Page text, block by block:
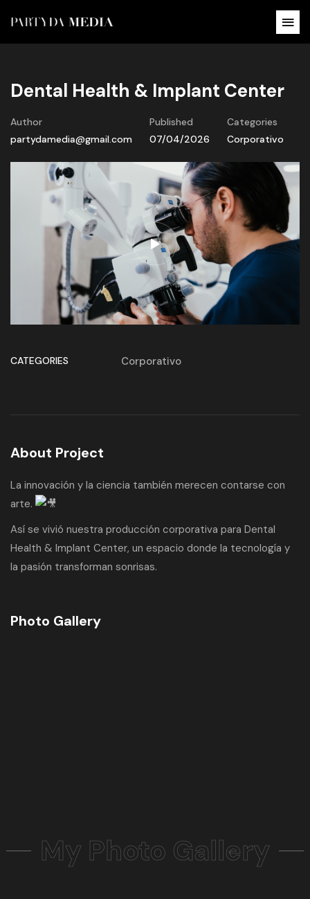
Dental Health & Implant Center
Author
partydamedia@gmail.com
Published
07/04/2026
Categories
Corporativo
CATEGORIES Corporativo
About Project
La innovación y la ciencia también merecen contarse con
arte.
Así se vivió nuestra producción corporativa para Dental
Health & Implant Center, un espacio donde la tecnología y
la pasión transforman sonrisas.
Photo Gallery
My Photo Gallery